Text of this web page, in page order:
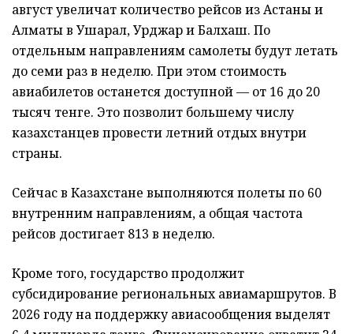
август увеличат количество рейсов из Астаны и
Алматы в Ушарал, Урджар и Балхаш. По
отдельным направлениям самолеты будут летать
до семи раз в неделю. При этом стоимость
авиабилетов останется доступной — от 16 до 20
тысяч тенге. Это позволит большему числу
казахстанцев провести летний отдых внутри
страны.
Сейчас в Казахстане выполняются полеты по 60
внутренним направлениям, а общая частота
рейсов достигает 813 в неделю.
Кроме того, государство продолжит
субсидирование региональных авиамаршрутов. В
2026 году на поддержку авиасообщения выделят